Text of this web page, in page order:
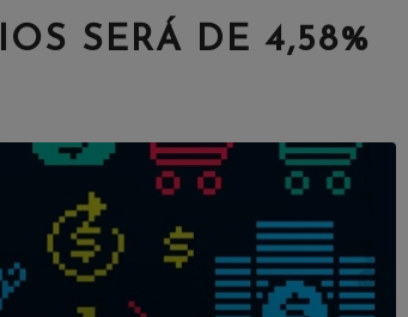
SERÁ DE 4,58%